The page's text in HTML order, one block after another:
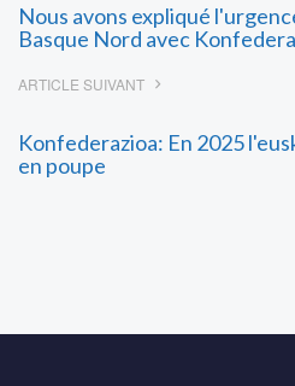
Nous avons expliqué
Basque Nord avec
ARTICLE SUIVANT
Konfederazioa: En 2025
en poupe